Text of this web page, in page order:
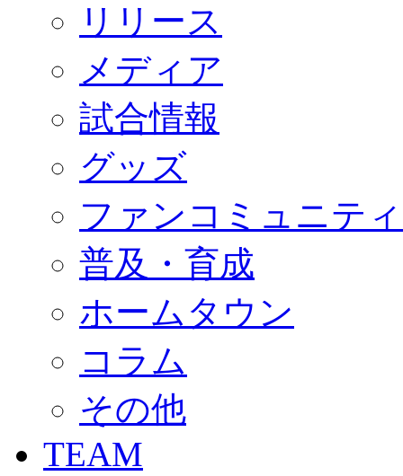
奈良クラブ明治安田Ｊ3リーグ 2026/27シーズン「
観戦ルール＆マナー
2026/27ファンコミュニティ
サポートショップ
GOODS
オフィシャルストア（実店舗）
オンラインストア
ACADEMY
アカデミーについて
コーチ&スタッフ
ジュニア
ジュニアユース
ユース
練習拠点（ナラディーア）
SCHOOL
CLUB
パートナー募集
クラブ理念
サステナビリティ
Web制作支援
応援プロジェクト
リリース
メディア
試合情報
グッズ
ファンコミュニティ
普及・育成
ホームタウン
コラム
その他
TEAM